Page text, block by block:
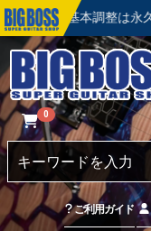
基本調整は永久無料！
0
ご利用ガイド